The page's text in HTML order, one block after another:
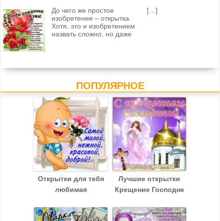
До чего же простое
изобретение – открытка.
Хотя, это и изобретением
назвать сложно, но даже
[…]
ПОПУЛЯРНОЕ
Открытки для тебя
любимая
Лучшие открытки
Крещение Господне